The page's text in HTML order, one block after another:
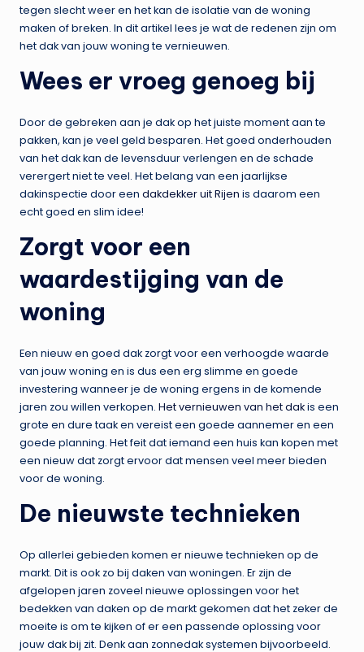
tegen slecht weer en het kan de isolatie van de woning
maken of breken. In dit artikel lees je wat de redenen zijn om
het dak van jouw woning te vernieuwen.
Wees er vroeg genoeg bij
Door de gebreken aan je dak op het juiste moment aan te
pakken, kan je veel geld besparen. Het goed onderhouden
van het dak kan de levensduur verlengen en de schade
verergert niet te veel. Het belang van een jaarlijkse
dakinspectie door een dakdekker uit Rijen is daarom een
echt goed en slim idee!
Zorgt voor een
waardestijging van de
woning
Een nieuw en goed dak zorgt voor een verhoogde waarde
van jouw woning en is dus een erg slimme en goede
investering wanneer je de woning ergens in de komende
jaren zou willen verkopen. Het vernieuwen van het dakis een
grote en dure taak en vereist een goede aannemer en een
goede planning. Het feit dat iemand een huis kan kopen met
een nieuw dat zorgt ervoor dat mensen veel meer bieden
voor de woning.
De nieuwste technieken
Op allerlei gebieden komen er nieuwe technieken op de
markt. Dit is ook zo bij daken van woningen. Er zijn de
afgelopen jaren zoveel nieuwe oplossingen voor het
bedekken van daken op de markt gekomen dat het zeker de
moeite is om te kijken of er een passende oplossing voor
jouw dak bij zit. Denk aan zonnedak systemen bijvoorbeeld.